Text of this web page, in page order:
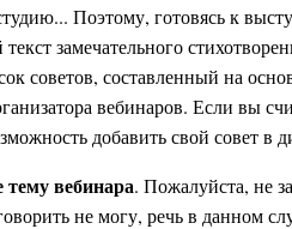
Поэтому, готовясь к
замечательного
советов, составленный на
вебинаров. Если вы
добавить свой совет в
вебинара. Пожалуйста, не
не могу, речь в данном